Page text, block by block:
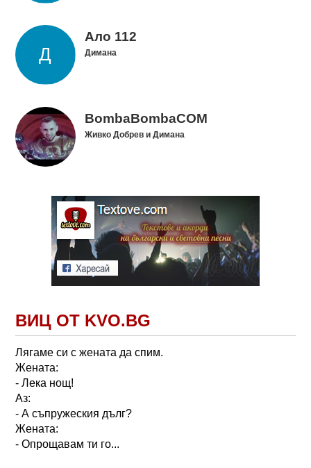
Ало 112
Димана
BombaBombaCOM
Живко Добрев и Димана
ВИЦ ОТ KVO.BG
Лягаме си с жената да спим.
Жената:
- Лека нощ!
Аз:
- А съпружеския дълг?
Жената:
- Опрощавам ти го...